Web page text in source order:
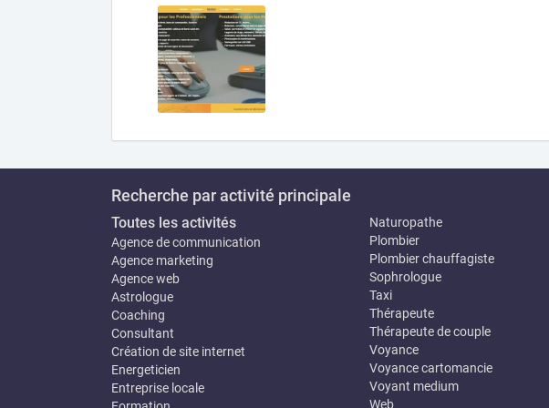
Recherche par activité principale
Toutes les activités
Agence de communication
Agence marketing
Agence web
Astrologue
Coaching
Consultant
Création de site internet
Energeticien
Entreprise locale
Naturopathe
Plombier
Plombier chauffagiste
Sophrologue
Taxi
Thérapeute
Thérapeute de couple
Voyance
Voyance cartomancie
Voyant medium
Web